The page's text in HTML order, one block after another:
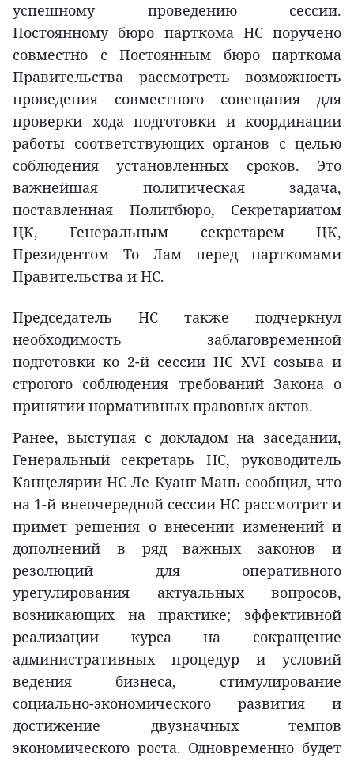
успешному проведению сессии.
Постоянному бюро парткома НС поручено
совместно с Постоянным бюро парткома
Правительства рассмотреть возможность
проведения совместного совещания для
проверки хода подготовки и координации
работы соответствующих органов с целью
соблюдения установленных сроков. Это
важнейшая политическая задача,
поставленная Политбюро, Секретариатом
ЦК, Генеральным секретарем ЦК,
Президентом То Лам перед парткомами
Правительства и НС.
Председатель НС также подчеркнул
необходимость заблаговременной
подготовки ко 2-й сессии НС XVI созыва и
строгого соблюдения требований Закона о
принятии нормативных правовых актов.
Ранее, выступая с докладом на заседании,
Генеральный секретарь НС, руководитель
Канцелярии НС Ле Куанг Мань сообщил, что
на 1-й внеочередной сессии НС рассмотрит и
примет решения о внесении изменений и
дополнений в ряд важных законов и
резолюций для оперативного
урегулирования актуальных вопросов,
возникающих на практике; эффективной
реализации курса на сокращение
административных процедур и условий
ведения бизнеса, стимулирование
социально-экономического развития и
достижение двузначных темпов
экономического роста. Одновременно будет